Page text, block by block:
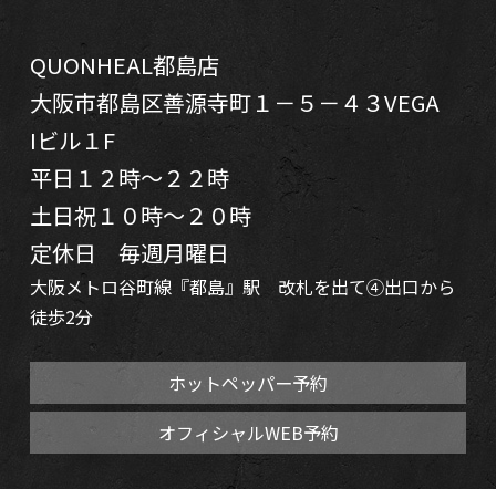
QUONHEAL都島店
大阪市都島区善源寺町１－５－４３VEGA
Iビル１F
平日１２時～２２時
土日祝１０時～２０時
定休日 毎週月曜日
大阪メトロ谷町線『都島』駅 改札を出て④出口から
徒歩2分
ホットペッパー予約
オフィシャルWEB予約